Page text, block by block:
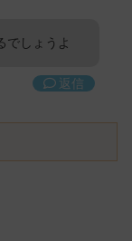
でしょうよ
返信